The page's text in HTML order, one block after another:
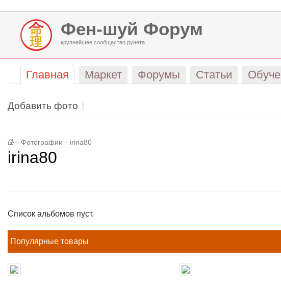
Фен-шуй Форум
крупнейшее сообщество рунета
Главная Маркет Форумы Статьи
Добавить фото
– Фотографии – irina80
irina80
Список альбомов пуст.
Популярные товары